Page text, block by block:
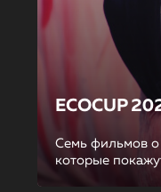
ECOCUP
Семь фильмов о
которые